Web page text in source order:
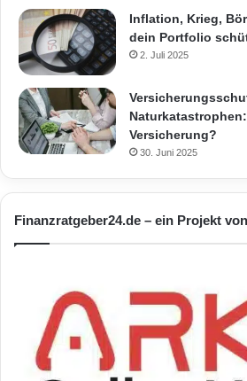
Inflation, Krieg,
dein Portfolio
2. Juli 2025
Versicherung?
30. Juni 2025
Finanzratgeber24.de – ein Projekt